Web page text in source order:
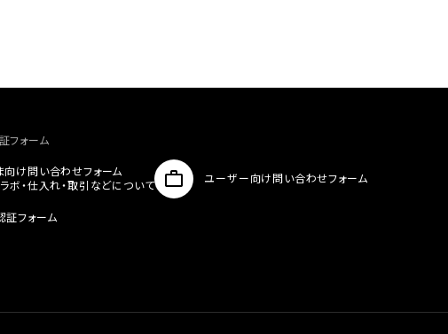
フォーム
向け問い合わせフォーム
ボ・仕入れ・取引などについて
ユーザー向け問い合わせフォーム
証フォーム